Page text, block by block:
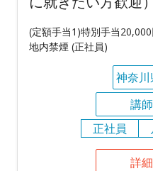
(定額手当1)特別手当
地内禁煙 (正社員)
神奈川
講
正社員
詳